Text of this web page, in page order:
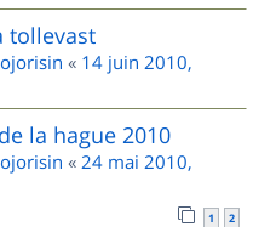
tollevast
« 14 juin 2010,
la hague 2010
« 24 mai 2010,
1 2